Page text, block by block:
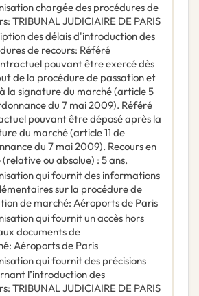
chargée des procédures de
: TRIBUNAL JUDICIAIRE DE PARIS
des délais d'introduction des
de recours: Référé
pouvant être exercé dès
de la procédure de passation et
la signature du marché (article 5
du 7 mai 2009). Référé
pouvant être déposé après la
du marché (article 11 de
du 7 mai 2009). Recours en
(relative ou absolue) : 5 ans.
qui fournit des informations
sur la procédure de
de marché: Aéroports de Paris
qui fournit un accès hors
documents de
: Aéroports de Paris
qui fournit des précisions
l’introduction des
: TRIBUNAL JUDICIAIRE DE PARIS